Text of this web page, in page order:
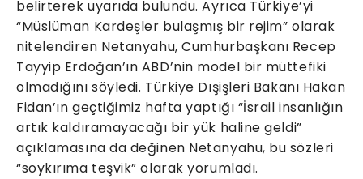
belirterek uyarıda bulundu. Ayrıca Türkiye’yi
“Müslüman Kardeşler bulaşmış bir rejim” olarak
nitelendiren Netanyahu, Cumhurbaşkanı Recep
Tayyip Erdoğan’ın ABD’nin model bir müttefiki
olmadığını söyledi. Türkiye Dışişleri Bakanı Hakan
Fidan’ın geçtiğimiz hafta yaptığı “İsrail insanlığın
artık kaldıramayacağı bir yük haline geldi”
açıklamasına da değinen Netanyahu, bu sözleri
“soykırıma teşvik” olarak yorumladı.